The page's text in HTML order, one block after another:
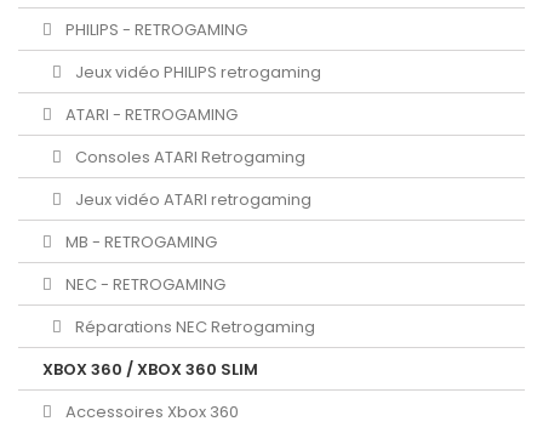
PHILIPS - RETROGAMING
Jeux vidéo PHILIPS retrogaming
ATARI - RETROGAMING
Consoles ATARI Retrogaming
Jeux vidéo ATARI retrogaming
MB - RETROGAMING
NEC - RETROGAMING
Réparations NEC Retrogaming
XBOX 360 / XBOX 360 SLIM
Accessoires Xbox 360